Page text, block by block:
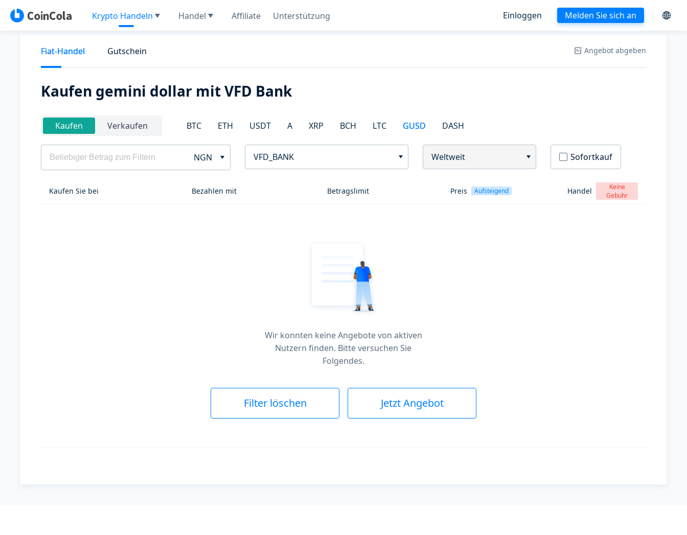
Krypto Handeln Handel Affiliate Unterstützung Einloggen Melden Sie sich an
Fiat-Handel Gutschein Angebot abgeben
Kaufen gemini dollar mit VFD Bank
Kaufen Verkaufen BTC ETH USDT A XRP BCH LTC GUSD DASH
NGN VFD_BANK Weltweit Sofortkauf
Kaufen Sie bei Bezahlen mit Betragslimit Preis Aufsteigend Handel
Keine
Gebühr
Wir konnten keine Angebote von aktiven
Nutzern finden. Bitte versuchen Sie
Folgendes.
Filter löschen Jetzt Angebot